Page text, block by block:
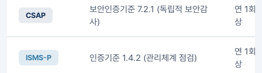
CSAP
보안인증기준 7.2.1 (독립적 보안감
사)
연 1회
상
ISMS-P 인증기준 1.4.2 (관리체계 점검)
연 1회
상